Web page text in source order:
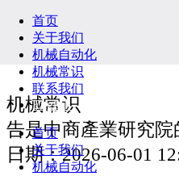
首页
关于我们
机械自动化
机械常识
联系我们
English
首页
关于我们
机械自动化
机械常识
告是中商產業研究
日期：2026-06-01